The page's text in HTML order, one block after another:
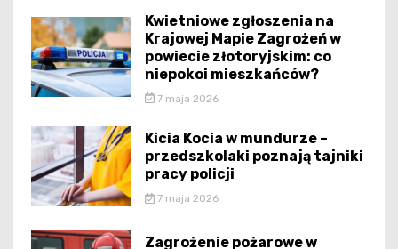
Kwietniowe zgłoszenia na
Krajowej Mapie Zagrożeń w
powiecie złotoryjskim: co
niepokoi mieszkańców?
7 maja 2026
Kicia Kocia w mundurze –
przedszkolaki poznają tajniki
pracy policji
7 maja 2026
Zagrożenie pożarowe w